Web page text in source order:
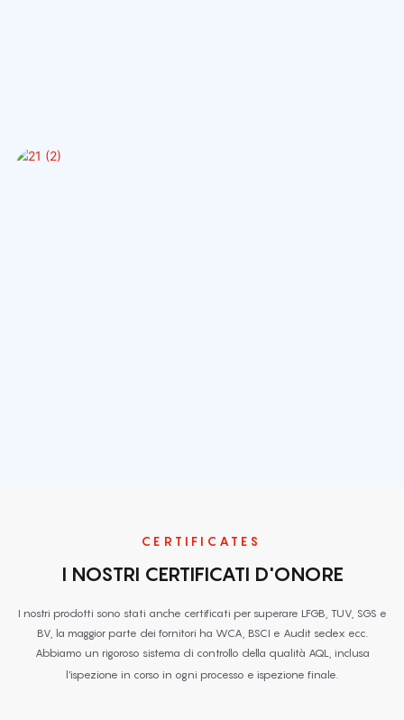
CERTIFICATES
I NOSTRI CERTIFICATI D'ONORE
I nostri prodotti sono stati anche certificati per superare LFGB, TUV, SGS e
BV, la maggior parte dei fornitori ha WCA, BSCI e Audit sedex ecc.
Abbiamo un rigoroso sistema di controllo della qualità AQL, inclusa
l'ispezione in corso in ogni processo e ispezione finale.